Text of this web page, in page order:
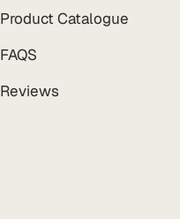
Product Catalogue
FAQS
Reviews